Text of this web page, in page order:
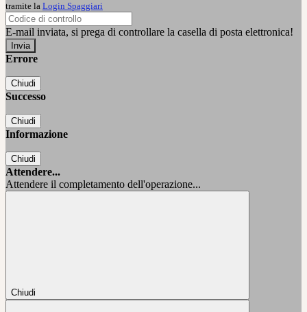
tramite la Login Spaggiari
E-mail inviata, si prega di controllare la casella di posta elettronica!
Errore
Chiudi
Successo
Chiudi
Informazione
Chiudi
Attendere...
Attendere il completamento dell'operazione...
Chiudi